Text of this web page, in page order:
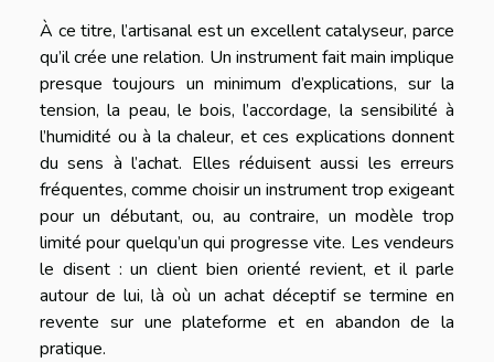
À ce titre, l’artisanal est un excellent catalyseur, parce
qu’il crée une relation. Un instrument fait main implique
presque toujours un minimum d’explications, sur la
tension, la peau, le bois, l’accordage, la sensibilité à
l’humidité ou à la chaleur, et ces explications donnent
du sens à l’achat. Elles réduisent aussi les erreurs
fréquentes, comme choisir un instrument trop exigeant
pour un débutant, ou, au contraire, un modèle trop
limité pour quelqu’un qui progresse vite. Les vendeurs
le disent : un client bien orienté revient, et il parle
autour de lui, là où un achat déceptif se termine en
revente sur une plateforme et en abandon de la
pratique.